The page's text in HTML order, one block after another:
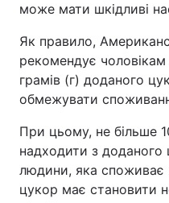
може мати шкідливі
Як правило,
рекомендує
грамів (г) доданого
обмежувати
При цьому, не більше
надходити з
людини, яка споживає
цукор має становити